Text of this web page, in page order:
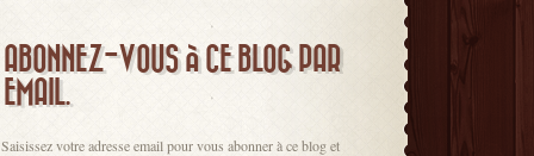
ABONNEZ-VOUS À CE BLOG PAR
EMAIL.
Saisissez votre adresse email pour vous abonner à ce blog et